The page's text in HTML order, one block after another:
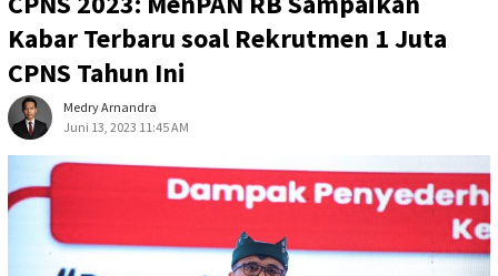
Kabar Terbaru soal Rekrutmen 1 Juta
CPNS Tahun Ini
Medry Arnandra
Juni 13, 2023 11:45 AM